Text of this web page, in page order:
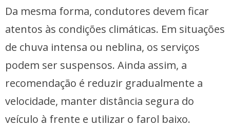
Da mesma forma, condutores devem ficar
atentos às condições climáticas. Em situações
de chuva intensa ou neblina, os serviços
podem ser suspensos. Ainda assim, a
recomendação é reduzir gradualmente a
velocidade, manter distância segura do
veículo à frente e utilizar o farol baixo.